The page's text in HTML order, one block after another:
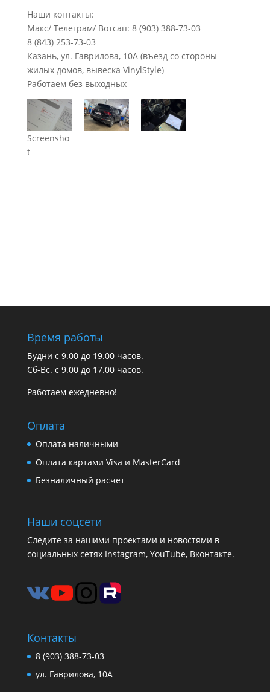
Наши контакты:
Макс/ Телеграм/ Вотсап: 8 (903) 388-73-03
8 (843) 253-73-03
Казань, ул. Гаврилова, 10А (въезд со стороны
жилых домов, вывеска VinylStyle)
Работаем без выходных
Screensho
t
Время работы
Будни с 9.00 до 19.00 часов.
Сб-Вс. с 9.00 до 17.00 часов.
Работаем ежедневно!
Оплата
Оплата наличными
Оплата картами Visa и MasterCard
Безналичный расчет
Наши соцсети
Следите за нашими проектами и новостями в
социальных сетях Instagram, YouTube, Вконтакте.
Контакты
8 (903) 388-73-03
ул. Гаврилова, 10А